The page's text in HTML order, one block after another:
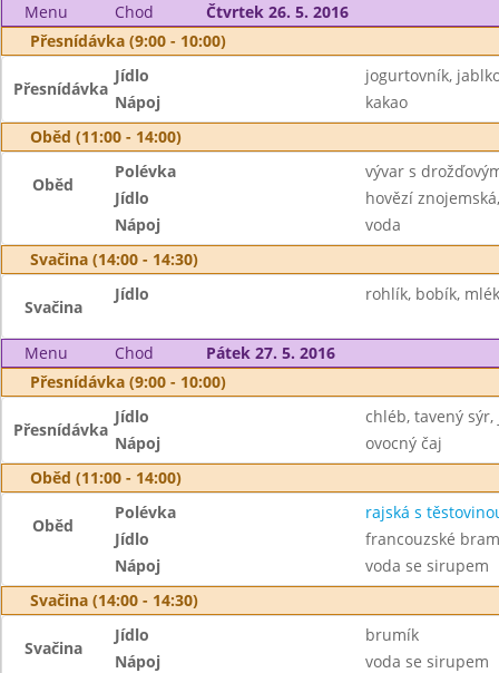
Menu
Chod
Čtvrtek 26. 5. 2016
Přesnídávka (9:00 - 10:00)
Přesnídávka
Jídlo
jogurtovník,
Nápoj
kakao
Oběd (11:00 - 14:00)
Oběd
Polévka
vývar s
Jídlo
hovězí
Nápoj
voda
Svačina (14:00 - 14:30)
Svačina
Jídlo rohlík, bobík,
Menu Chod
Pátek 27. 5. 2016
Přesnídávka (9:00 - 10:00)
Přesnídávka
Jídlo
chléb, tavený sýr,
Nápoj
ovocný čaj
Oběd (11:00 - 14:00)
Oběd
Polévka
rajská s
Jídlo
francouzské
Nápoj
voda se sirupem
Svačina (14:00 - 14:30)
Svačina
Jídlo
brumík
Nápoj
voda se sirupem